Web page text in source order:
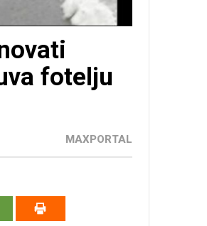
fotelju
MAXPORTAL